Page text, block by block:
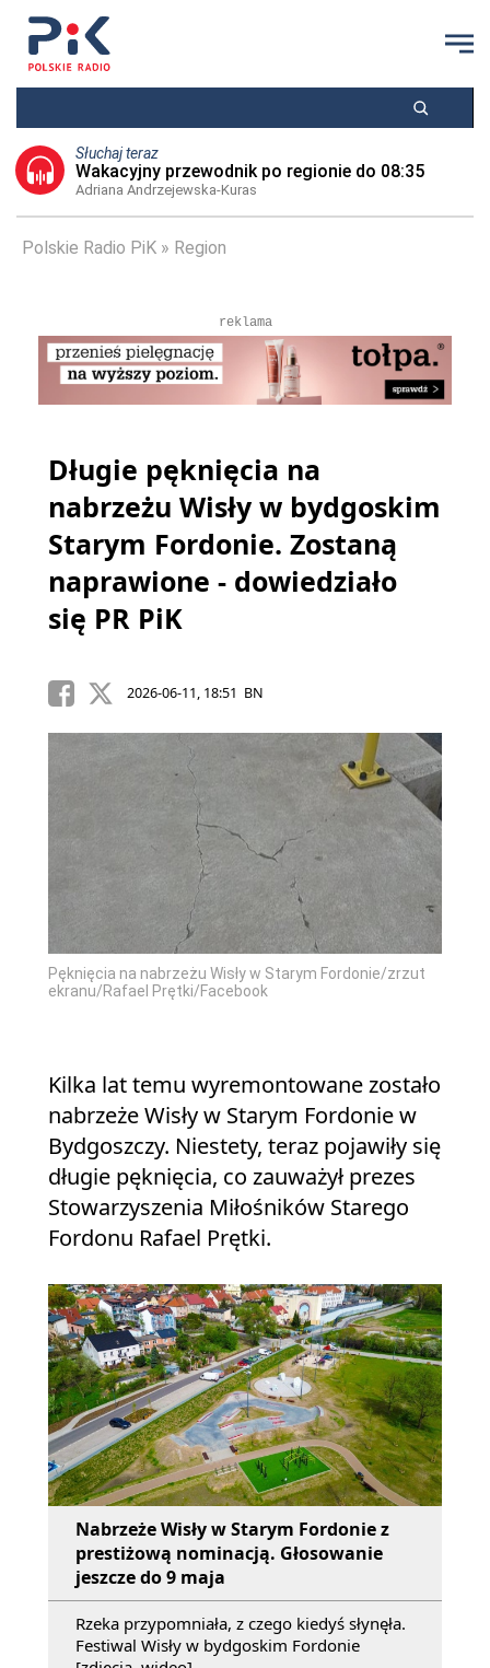
Słuchaj teraz
Wakacyjny przewodnik po regionie do 08:35
Adriana Andrzejewska-Kuras
Polskie Radio PiK Region
reklama
Długie pęknięcia na
nabrzeżu Wisły w bydgoskim
Starym Fordonie. Zostaną
naprawione - dowiedziało
się PR PiK
2026-06-11, 18:51 BN
Pęknięcia na nabrzeżu Wisły w Starym Fordonie/zrzut
ekranu/Rafael Prętki/Facebook
Kilka lat temu wyremontowane zostało
nabrzeże Wisły w Starym Fordonie w
Bydgoszczy. Niestety, teraz pojawiły się
długie pęknięcia, co zauważył prezes
Stowarzyszenia Miłośników Starego
Fordonu Rafael Prętki.
Nabrzeże Wisły w Starym Fordonie z
prestiżową nominacją. Głosowanie
jeszcze do 9 maja
Rzeka przypomniała, z czego kiedyś słynęła.
Festiwal Wisły w bydgoskim Fordonie